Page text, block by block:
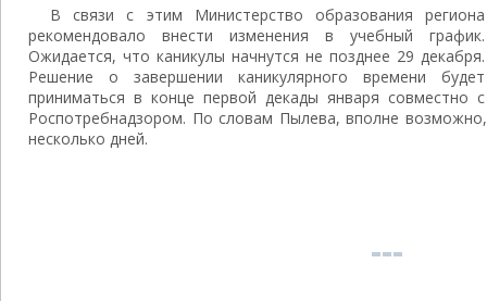
В связи с этим Министерство образования региона
рекомендовало внести изменения в учебный график.
Ожидается, что каникулы начнутся не позднее 29 декабря.
Решение о завершении каникулярного времени будет
приниматься в конце первой декады января совместно с
Роспотребнадзором. По словам Пылева, вполне
несколько дней.